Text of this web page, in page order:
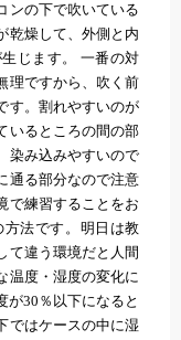
ンの下で吹いている
乾燥して、外側と内
じます。 一番の対
理ですから、吹く前
す。割れやすいのが
いるところの間の部
染み込みやすいので
通る部分なので注意
で練習することをお
法です。明日は教
て違う環境だと人間
温度・湿度の変化に
が30％以下になると
ではケースの中に湿